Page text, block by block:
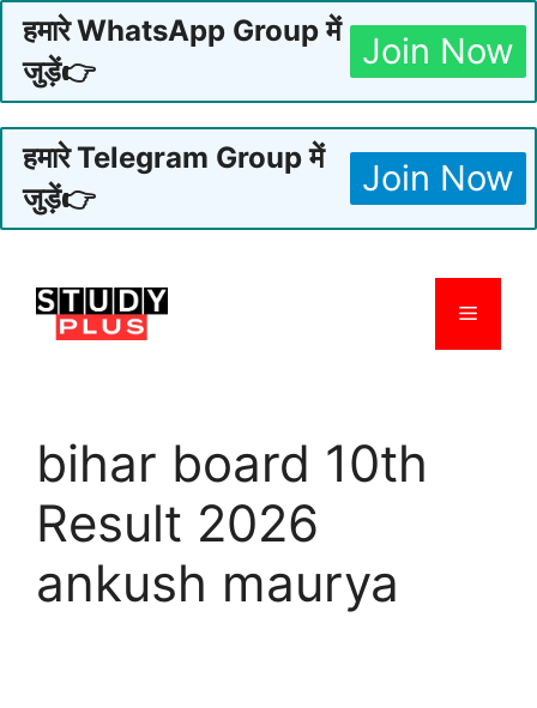
हमारे WhatsApp Group में
जुड़ें👉
Join Now
हमारे Telegram Group में
जुड़ें👉
Join Now
content
Menu
bihar board 10th
Result 2026
ankush maurya